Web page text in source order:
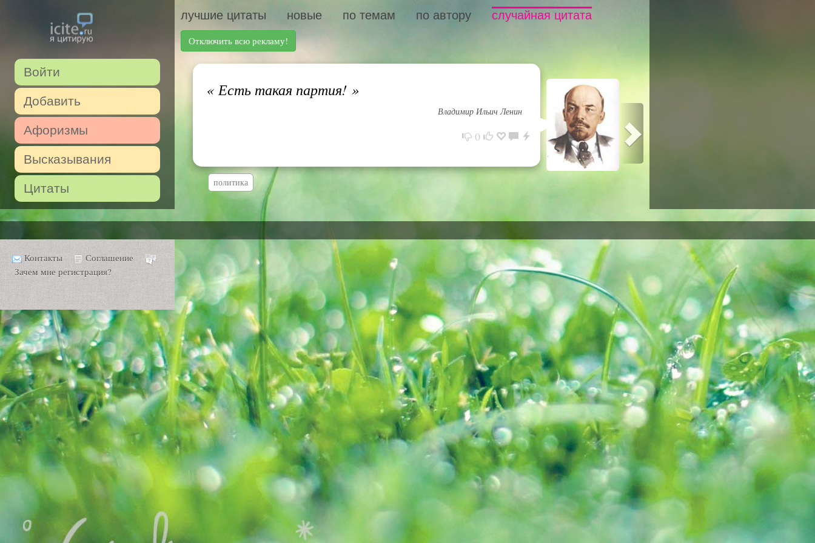
Войти
Добавить
Афоризмы
Высказывания
Цитаты
лучшие цитаты новые по темам по автору случайная цитата
Отключить всю рекламу!
«Есть такая партия! »
Владимир Ильич Ленин
0
политика
Контакты
Соглашение
Зачем мне регистрация?